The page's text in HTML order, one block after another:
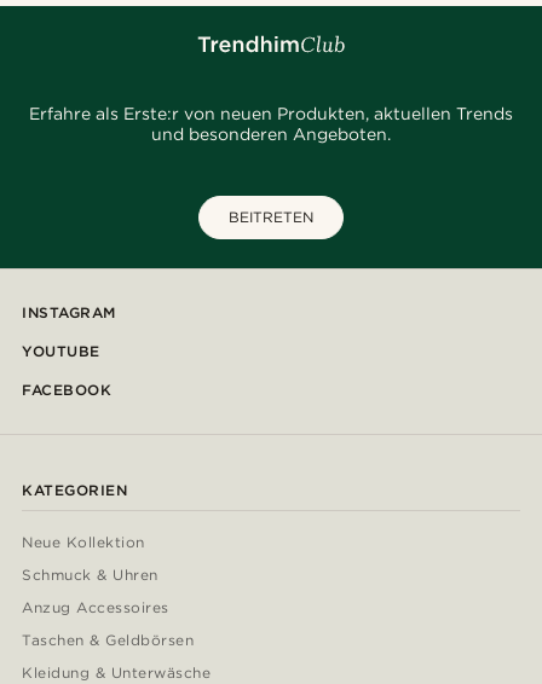
Erfahre als Erste:r von neuen Produkten, aktuellen Trends
und besonderen Angeboten.
BEITRETEN
INSTAGRAM
YOUTUBE
FACEBOOK
KATEGORIEN
Neue Kollektion
Schmuck & Uhren
Anzug Accessoires
Taschen & Geldbörsen
Kleidung & Unterwäsche